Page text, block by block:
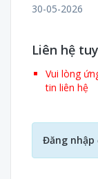
30-05-2026
Liên hệ
Vui lòng
tin liên hệ
Đăng